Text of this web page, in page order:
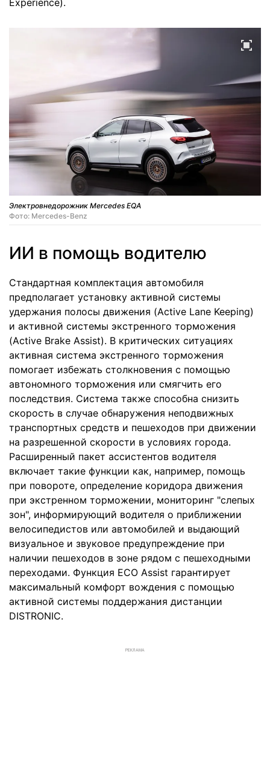
Experience).
Электровнедорожник Mercedes EQA
Фото: Mercedes-Benz
ИИ в помощь водителю
Стандартная комплектация автомобиля
предполагает установку активной системы
удержания полосы движения (Active Lane Keeping)
и активной системы экстренного торможения
(Active Brake Assist). В критических ситуациях
активная система экстренного торможения
помогает избежать столкновения с помощью
автономного торможения или смягчить его
последствия. Система также способна снизить
скорость в случае обнаружения неподвижных
транспортных средств и пешеходов при движении
на разрешенной скорости в условиях города.
Расширенный пакет ассистентов водителя
включает такие функции как, например, помощь
при повороте, определение коридора движения
при экстренном торможении, мониторинг "слепых
зон", информирующий водителя о приближении
велосипедистов или автомобилей и выдающий
визуальное и звуковое предупреждение при
наличии пешеходов в зоне рядом с пешеходными
переходами. Функция ECO Assist гарантирует
максимальный комфорт вождения с помощью
активной системы поддержания дистанции
DISTRONIC.
РЕКЛАМА